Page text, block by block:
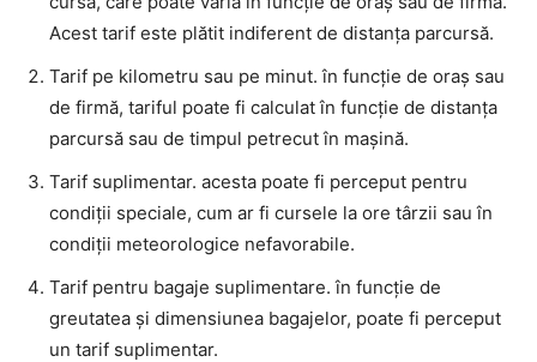
Acest tarif este plătit indiferent de distanța parcursă.
Tarif pe kilometru sau pe minut. în funcție de oraș sau
de firmă, tariful poate fi calculat în funcție de distanța
parcursă sau de timpul petrecut în mașină.
Tarif suplimentar. acesta poate fi perceput pentru
condiții speciale, cum ar fi cursele la ore târzii sau în
condiții meteorologice nefavorabile.
Tarif pentru bagaje suplimentare. în funcție de
greutatea și dimensiunea bagajelor, poate fi perceput
un tarif suplimentar.